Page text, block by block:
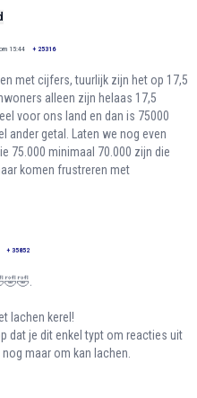
15:44 + 25316
met cijfers, tuurlijk zijn het op 17,5
alleen zijn helaas 17,5
voor ons land en dan is 75000
ander getal. Laten we nog even
75.000 minimaal 70.000 zijn die
komen frustreren met
+ 35852
lachen kerel!
dat je dit enkel typt om reacties uit
maar om kan lachen.